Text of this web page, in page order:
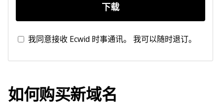
下载
我同意接收 Ecwid 时事通讯。 我可以随时退订。
如何购买新域名